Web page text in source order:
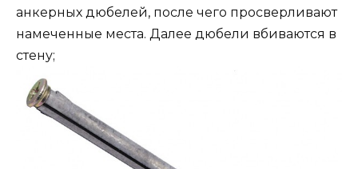
анкерных дюбелей, после чего просверливают
намеченные места. Далее дюбели вбиваются в
стену;